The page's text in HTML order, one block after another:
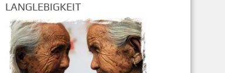
LANGLEBIGKEIT